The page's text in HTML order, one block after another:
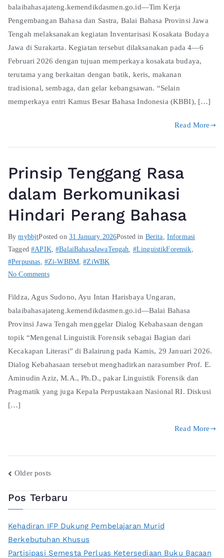
balaibahasajateng.kemendikdasmen.go.id—Tim Kerja
Pengembangan Bahasa dan Sastra, Balai Bahasa Provinsi Jawa
Tengah melaksanakan kegiatan Inventarisasi Kosakata Budaya
Jawa di Surakarta. Kegiatan tersebut dilaksanakan pada 4—6
Februari 2026 dengan tujuan memperkaya kosakata budaya,
terutama yang berkaitan dengan batik, keris, makanan
tradisional, sembaga, dan gelar kebangsawan. “Selain
memperkaya entri Kamus Besar Bahasa Indonesia (KBBI), […]
Read More
Prinsip Tenggang Rasa
dalam Berkomunikasi
Hindari Perang Bahasa
BymybbjtPosted on 31 January 2026Posted in Berita Informasi
Tagged#APIK ,#BalaiBahasaJawaTengah #LinguistikForensik
#Perpusnas #Zi-WBBM ,#ZiWBK
No Comments
Fildza, Agus Sudono, Ayu Intan Harisbaya Ungaran,
balaibahasajateng.kemendikdasmen.go.id—Balai Bahasa
Provinsi Jawa Tengah menggelar Dialog Kebahasaan dengan
topik “Mengenal Linguistik Forensik sebagai Bagian dari
Kecakapan Literasi” di Balairung pada Kamis, 29 Januari 2026.
Dialog Kebahasaan tersebut menghadirkan narasumber Prof. E.
Aminudin Aziz, M.A., Ph.D., pakar Linguistik Forensik dan
Pragmatik yang juga Kepala Perpustakaan Nasional RI. Diskusi
[…]
Read More
Older posts
Pos Terbaru
Kehadiran IFP Dukung Pembelajaran Murid
Berkebutuhan Khusus
Partisipasi Semesta Perluas Ketersediaan Buku Bacaan